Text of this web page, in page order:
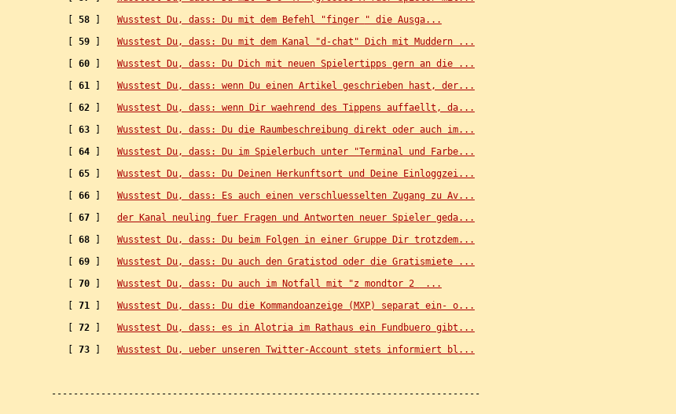
58 ] Wusstest Du, dass: Du mit dem Befehl "finger
" die Ausga...
59 ] Wusstest Du, dass: Du mit dem Kanal "d-chat" Dich mit Muddern ...
60 ] Wusstest Du, dass: Du Dich mit neuen Spielertipps gern an die ...
61 ] Wusstest Du, dass: wenn Du einen Artikel geschrieben hast, der...
62 ] Wusstest Du, dass: wenn Dir waehrend des Tippens auffaellt, da...
63 ] Wusstest Du, dass: Du die Raumbeschreibung direkt oder auch im...
64 ] Wusstest Du, dass: Du im Spielerbuch unter "Terminal und Farbe...
65 ] Wusstest Du, dass: Du Deinen Herkunftsort und Deine Einloggzei...
66 ] Wusstest Du, dass: Es auch einen verschluesselten Zugang zu Av...
67 ] der Kanal neuling fuer Fragen und Antworten neuer Spieler geda...
68 ] Wusstest Du, dass: Du beim Folgen in einer Gruppe Dir trotzdem...
69 ] Wusstest Du, dass: Du auch den Gratistod oder die Gratismiete ...
70 ] Wusstest Du, dass: Du auch im Notfall mit "z mondtor 2
...
71 ] Wusstest Du, dass: Du die Kommandoanzeige (MXP) separat ein- o...
72 ] Wusstest Du, dass: es in Alotria im Rathaus ein Fundbuero gibt...
73 ] Wusstest Du, ueber unseren Twitter-Account stets informiert bl...